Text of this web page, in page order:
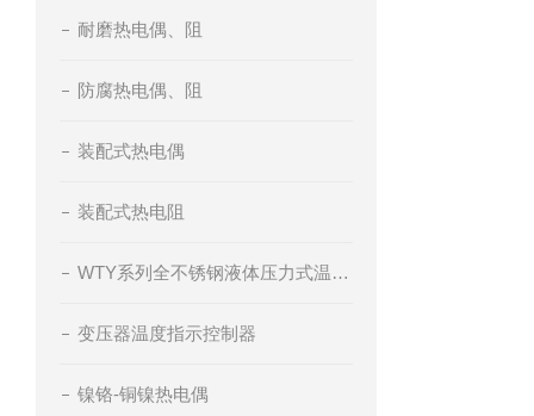
耐磨热电偶、阻
防腐热电偶、阻
装配式热电偶
装配式热电阻
WTY系列全不锈钢液体压力式温度计
变压器温度指示控制器
镍铬-铜镍热电偶